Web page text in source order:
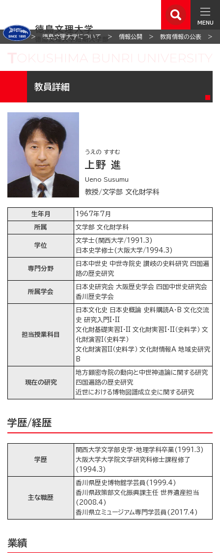
MENU
ホーム 徳島文理大学について 情報公開 教育情報の公表
教員詳細
うえの すすむ
上野 進
Ueno Susumu
教授/文学部 文化財学科
生年月 1967年7月
所属 文学部 文化財学科
学位
文学士(関西大学/1991.3)
日本史学修士(大阪大学/1994.3)
専門分野
日本中世史 中世寺院史 讃岐の史料研究 四国遍
路の歴史研究
所属学会
日本史研究会 大阪歴史学会 四国中世史研究会
香川歴史学会
担当授業科目
日本文化史 日本史概論 史料購読A・B 文化交流
史 研究入門I・II
文化財基礎実習I・II 文化財実習I・II（史料学） 文
化財演習I（史料学）
文化財演習II（史料学） 文化財情報A 地域史研究
B
現在の研究
地方顕密寺院の動向と中世神道論に関する研究
四国遍路の歴史研究
近世における博物図譜成立史に関する研究
学歴/経歴
学歴
関西大学文学部史学・地理学科卒業(1991.3)
大阪大学大学院文学研究科修士課程修了
(1994.3)
主な職歴
香川県歴史博物館学芸員(1999.4)
香川県政策部文化振興課主任 世界遺産担当
(2008.4)
香川県立ミュージアム専門学芸員(2017.4)
業績